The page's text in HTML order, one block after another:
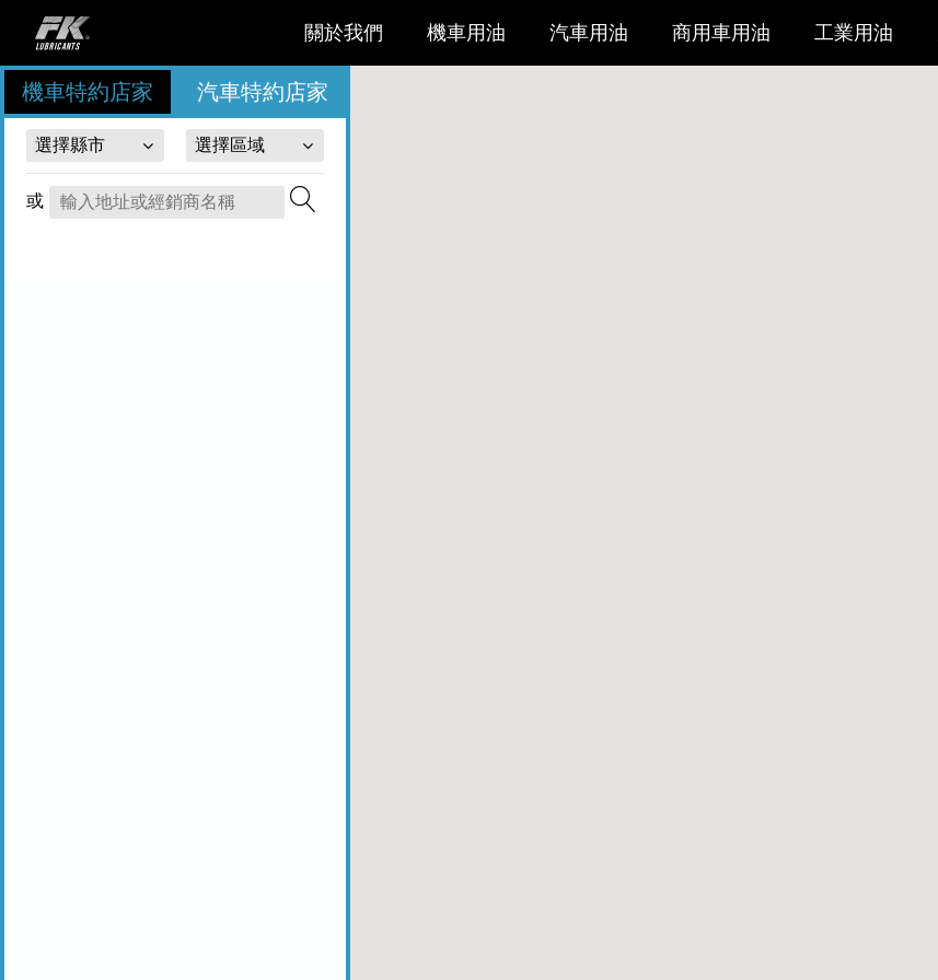
關於我們 機車用油 汽車用油 商用車用油 工業用油
機車特約店家 汽車特約店家
或